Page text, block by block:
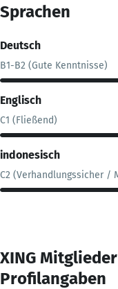
Sprachen
Deutsch
B1-B2 (Gute Kenntnisse)
Englisch
C1 (Fließend)
indonesisch
C2 (Verhandlungssicher /
XING
Profilangaben